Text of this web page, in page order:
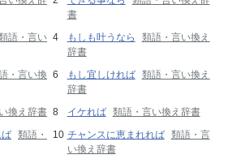
書
語・言い
もしも叶うなら
類語・言い換え
辞書
・言い換
もし宜しければ 類語・言い換え
辞書
換え辞書 イケれば 類語・言い換え辞書
類語・
チャンスに恵まれれば 類語・言
い換え辞書